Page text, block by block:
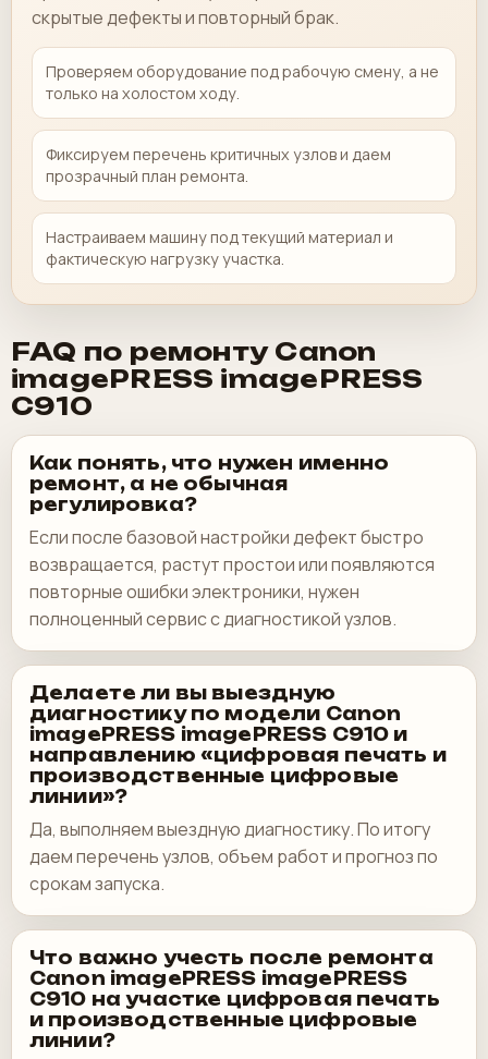
скрытые дефекты и повторный брак.
Проверяем оборудование под рабочую смену, а не
только на холостом ходу.
Фиксируем перечень критичных узлов и даем
прозрачный план ремонта.
Настраиваем машину под текущий материал и
фактическую нагрузку участка.
FAQ по ремонту Canon
imagePRESS imagePRESS
C910
Как понять, что нужен именно
ремонт, а не обычная
регулировка?
Если после базовой настройки дефект быстро
возвращается, растут простои или появляются
повторные ошибки электроники, нужен
полноценный сервис с диагностикой узлов.
Делаете ли вы выездную
диагностику по модели Canon
imagePRESS imagePRESS C910 и
направлению «цифровая печать и
производственные цифровые
линии»?
Да, выполняем выездную диагностику. По итогу
даем перечень узлов, объем работ и прогноз по
срокам запуска.
Что важно учесть после ремонта
Canon imagePRESS imagePRESS
C910 на участке цифровая печать
и производственные цифровые
линии?